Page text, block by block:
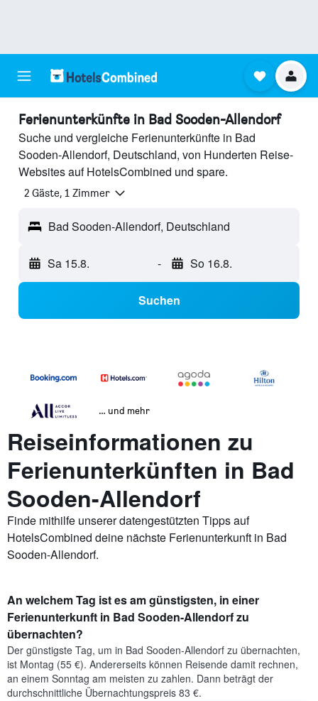
Ferienunterkünfte in Bad Sooden-Allendorf
Suche und vergleiche Ferienunterkünfte in Bad
Sooden-Allendorf, Deutschland, von Hunderten Reise-
Websites auf HotelsCombined und spare.
2 Gäste, 1 Zimmer
Bad Sooden-Allendorf, Deutschland
Sa 15.8. - So 16.8.
Suchen
… und mehr
Reiseinformationen zu
Ferienunterkünften in Bad
Sooden-Allendorf
Finde mithilfe unserer datengestützten Tipps auf
HotelsCombined deine nächste Ferienunterkunft in Bad
Sooden-Allendorf.
An welchem Tag ist es am günstigsten, in einer
Ferienunterkunft in Bad Sooden-Allendorf zu
übernachten?
Der günstigste Tag, um in Bad Sooden-Allendorf zu übernachten,
ist Montag (55 €). Andererseits können Reisende damit rechnen,
an einem Sonntag am meisten zu zahlen. Dann beträgt der
durchschnittliche Übernachtungspreis 83 €.